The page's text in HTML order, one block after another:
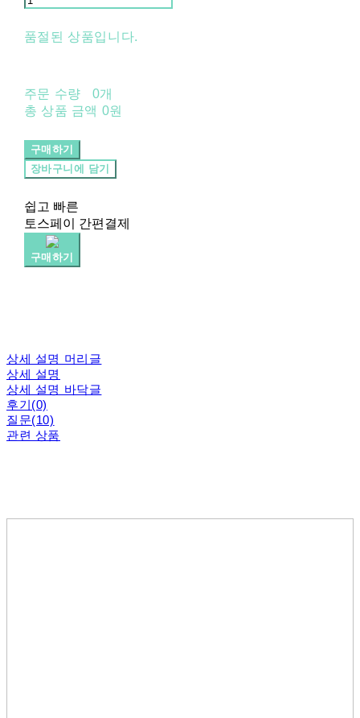
품절된 상품입니다.
주문 수량
0개
총 상품 금액 0원
구매하기
장바구니에 담기
쉽고 빠른
토스페이 간편결제
구매하기
상세 설명 머리글
상세 설명
상세 설명 바닥글
후기(0)
질문(10)
관련 상품